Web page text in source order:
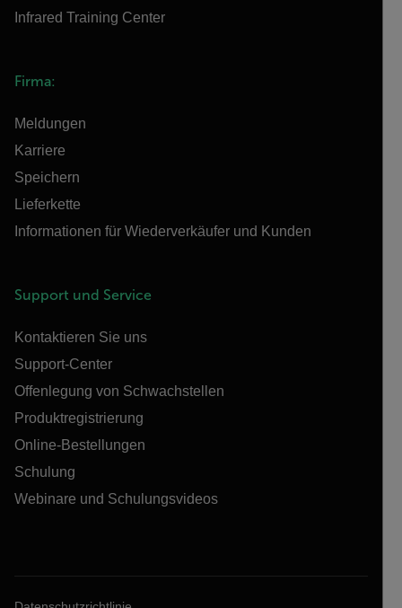
Infrared Training Center
Firma:
Meldungen
Karriere
Speichern
Lieferkette
Informationen für Wiederverkäufer und Kunden
Support und Service
Kontaktieren Sie uns
Support-Center
Offenlegung von Schwachstellen
Produktregistrierung
Online-Bestellungen
Schulung
Webinare und Schulungsvideos